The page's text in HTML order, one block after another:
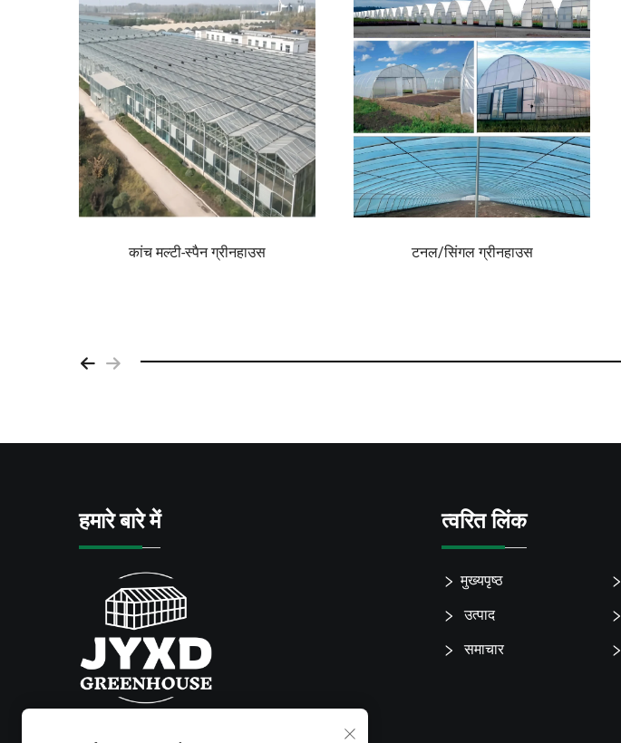
कांच मल्टी-स्पैन ग्रीनहाउस टनल/सिंगल ग्रीनहाउस
हमारे बारे में त्वरित लिंक
मुख्यपृष्ठ
उत्पाद
समाचार